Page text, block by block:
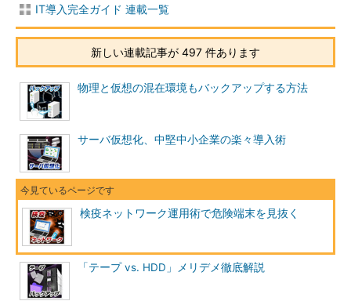
IT導入完全ガイド 連載一覧
新しい連載記事が 497 件あります
物理と仮想の混在環境もバックアップする方法
サーバ仮想化、中堅中小企業の楽々導入術
検疫ネットワーク運用術で危険端末を見抜く
「テープ vs. HDD」メリデメ徹底解説